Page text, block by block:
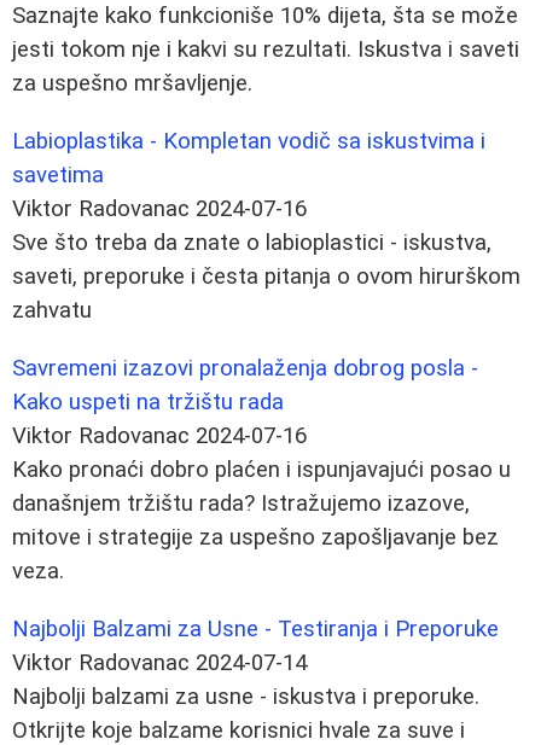
Saznajte kako funkcioniše 10% dijeta, šta se može
jesti tokom nje i kakvi su rezultati. Iskustva i saveti
za uspešno mršavljenje.
Labioplastika - Kompletan vodič sa iskustvima i
savetima
Viktor Radovanac 2024-07-16
Sve što treba da znate o labioplastici - iskustva,
saveti, preporuke i česta pitanja o ovom hirurškom
zahvatu
Savremeni izazovi pronalaženja dobrog posla -
Kako uspeti na tržištu rada
Viktor Radovanac 2024-07-16
Kako pronaći dobro plaćen i ispunjavajući posao u
današnjem tržištu rada? Istražujemo izazove,
mitove i strategije za uspešno zapošljavanje bez
veza.
Najbolji Balzami za Usne - Testiranja i Preporuke
Viktor Radovanac 2024-07-14
Najbolji balzami za usne - iskustva i preporuke.
Otkrijte koje balzame korisnici hvale za suve i